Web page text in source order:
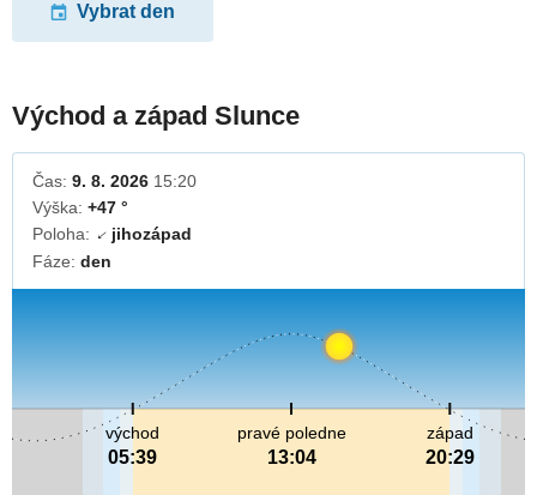
Vybrat den
Východ a západ Slunce
Čas: 9. 8. 2026 15:20
Výška: +47 °
Poloha: ↓jihozápad
Fáze: den
pravé poledne
13:04
východ
05:39
západ
20:29